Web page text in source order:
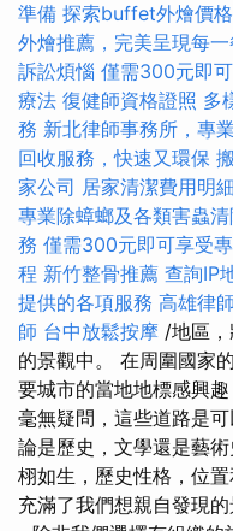
準備 探索buffet外燴價
外燴推薦，完美呈現每一
訴訟煩惱 僅需300元即
療法 復健師資格證照 多
務 新北律師事務所，專
回收服務，快速又環保
家公司 居家清潔費用明
專業除蟑螂及各類害蟲
務 僅需300元即可享受
程 新竹整骨推薦 查詢IP
提供的各項服務 高雄律
師 台中放鬆按摩 /地區
的景觀中。 在周圍國家
要城市的當地地標感興
毫無疑問，這些道路是
論是歷史，文學還是藝
栩如生，歷史性格，位
充滿了我們想親自發現